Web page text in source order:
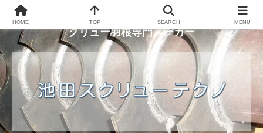
横浜市瀬谷区で操業するスクリューコンベア用ス
クリュー羽根専門メーカー
HOME TOP SEARCH MENU